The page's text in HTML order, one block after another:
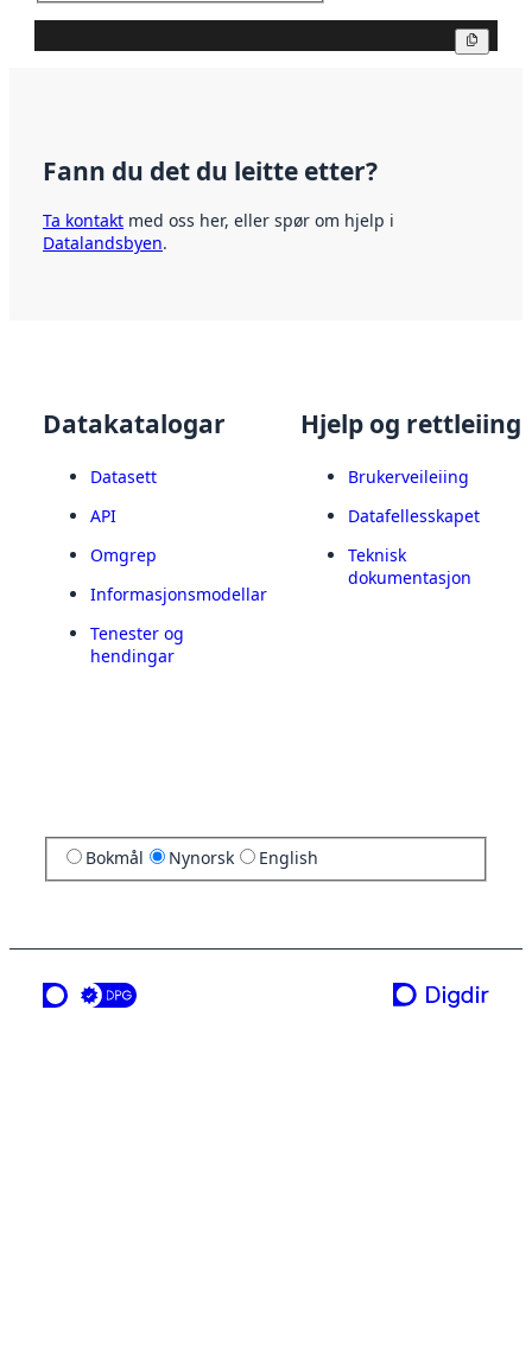
Fann du det du leitte etter?
Ta kontakt med oss her, eller spør om hjelp i
Datalandsbyen.
Datakatalogar
Datasett
API
Omgrep
Informasjonsmodellar
Tenester og
hendingar
Hjelp og rettleiing
Brukerveileiing
Datafellesskapet
Teknisk
dokumentasjon
Bokmål Nynorsk English